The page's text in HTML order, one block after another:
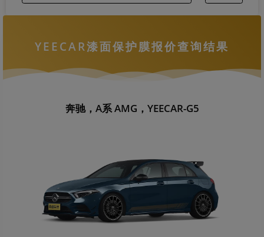
YEECAR漆面保护膜报价查询结果
奔驰，A系 AMG，YEECAR-G5